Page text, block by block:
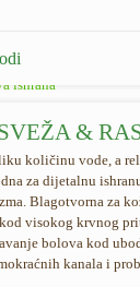
&
količinu vode, a
za dijetalnu
Blagotvorna za
visokog krvnog
bolova kod
kanala i